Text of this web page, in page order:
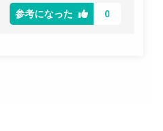
参考になった 0